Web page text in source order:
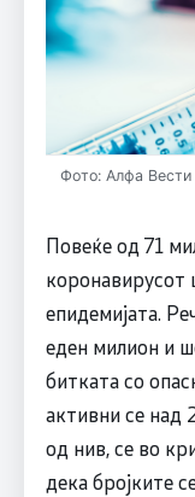
Фото: Алфа Вести
Повеќе од 71
коронавирусот
епидемијата.
еден милион и
битката со
активни се над
од нив, се во
дека бројките